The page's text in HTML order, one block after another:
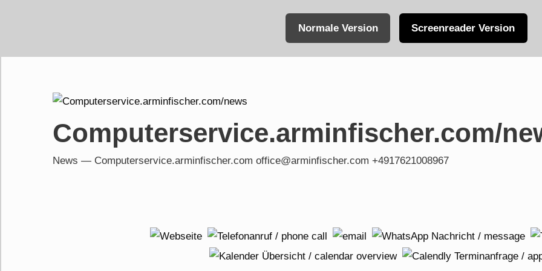
Normale Version Screenreader Version
content
Computerservice.arminfischer.com/
News — Computerservice.arminfischer.com office@arminfischer.com +4917621008967